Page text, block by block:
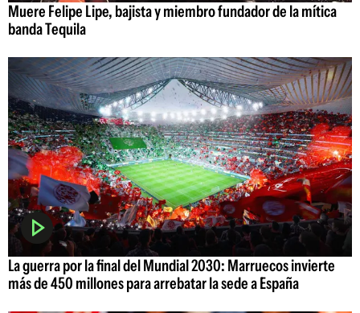
Muere Felipe Lipe, bajista y miembro fundador de la mítica
banda Tequila
La guerra por la final del Mundial 2030: Marruecos invierte
más de 450 millones para arrebatar la sede a España